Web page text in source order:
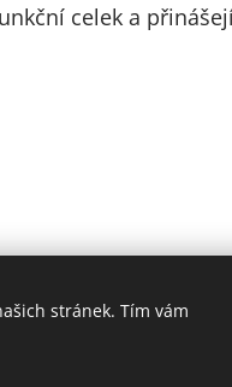
celek a
práva vyhrazena
stránek. Tím vám